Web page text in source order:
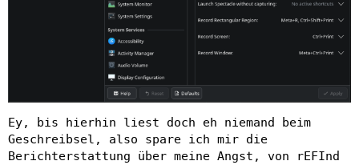
Ey, bis hierhin liest doch eh niemand beim
Geschreibsel, also spare ich mir die
Berichterstattung über meine Angst, von rEFInd